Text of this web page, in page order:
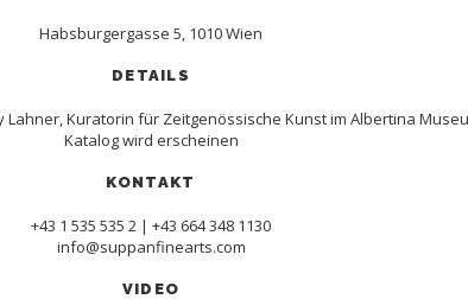
Habsburgergasse 5, 1010 Wien
DETAILS
Lahner, Kuratorin für Zeitgenössische Kunst im Albertina
Katalog wird erscheinen
KONTAKT
+43 1 535 535 2 | +43 664 348 1130
info@suppanfinearts.com
VIDEO